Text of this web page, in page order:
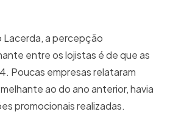
Lacerda, a percepção
entre os lojistas é de que as
Poucas empresas relataram
ao do ano anterior, havia
promocionais realizadas.